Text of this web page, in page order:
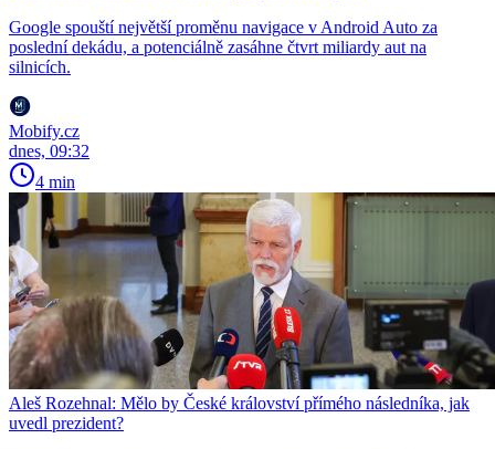
Google spouští největší proměnu navigace v Android Auto za
poslední dekádu, a potenciálně zasáhne čtvrt miliardy aut na
silnicích.
Mobify.cz
dnes, 09:32
4 min
Aleš Rozehnal: Mělo by České království přímého následníka, jak
uvedl prezident?